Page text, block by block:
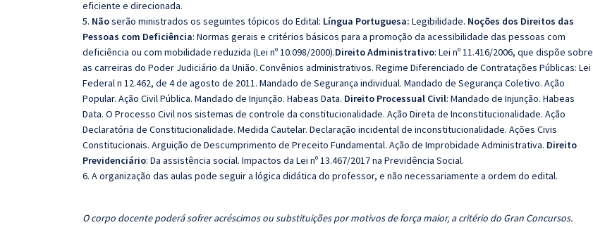
eficiente e direcionada.
5. Nãoserão ministrados os seguintes tópicos do Edital: Língua Portuguesa: Legibilidade. Noções dos Direitos das
Pessoas com Deficiência: Normas gerais e critérios básicos para a promoção da acessibilidade das pessoas com
deficiência ou com mobilidade reduzida (Lei nº 10.098/2000).Direito Administrativo: Lei nº 11.416/2006, que dispõe sobre
as carreiras do Poder Judiciário da União. Convênios administrativos. Regime Diferenciado de Contratações Públicas: Lei
Federal n 12.462, de 4 de agosto de 2011. Mandado de Segurança individual. Mandado de Segurança Coletivo. Ação
Popular. Ação Civil Pública. Mandado de Injunção. Habeas Data. Direito Processual Civil: Mandado de Injunção. Habeas
Data. O Processo Civil nos sistemas de controle da constitucionalidade. Ação Direta de Inconstitucionalidade. Ação
Declaratória de Constitucionalidade. Medida Cautelar. Declaração incidental de inconstitucionalidade. Ações Civis
Constitucionais. Arguição de Descumprimento de Preceito Fundamental. Ação de Improbidade Administrativa. Direito
Previdenciário: Da assistência social. Impactos da Lei nº 13.467/2017 na Previdência Social.
6. A organização das aulas pode seguir a lógica didática do professor, e não necessariamente a ordem do edital.
O corpo docente poderá sofrer acréscimos ou substituições por motivos de força maior, a critério do Gran Concursos.